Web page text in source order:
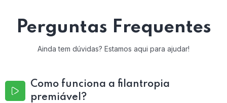
Perguntas Frequentes
Ainda tem dúvidas? Estamos aqui para ajudar!
Como funciona a filantropia
premiável?